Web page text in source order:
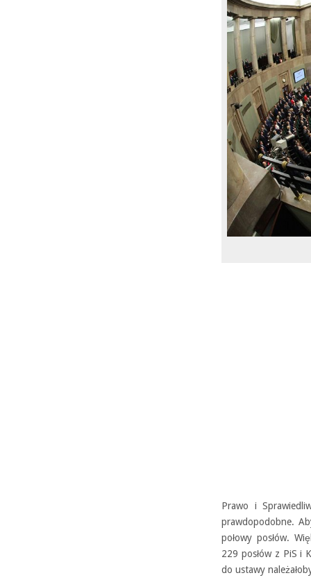
Prawo i
prawdopodobne.
połowy posłów.
229 posłów z PiS i
do ustawy